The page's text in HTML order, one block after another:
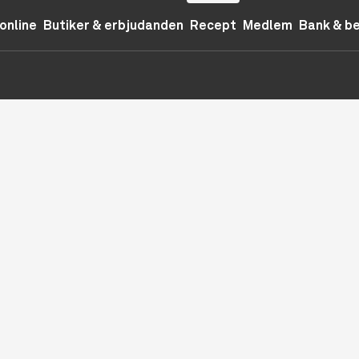
Butiker & erbjudanden Recept Medlem Bank &